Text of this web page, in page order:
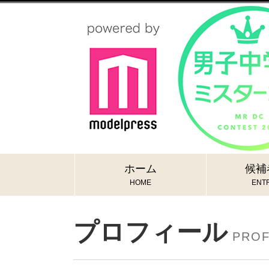
ホーム
HOME
候補
プロフィール